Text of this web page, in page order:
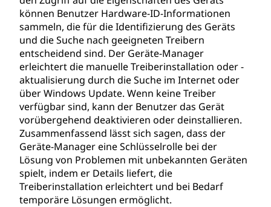
können Benutzer Hardware-ID-Informationen
sammeln, die für die Identifizierung des Geräts
und die Suche nach geeigneten Treibern
entscheidend sind. Der Geräte-Manager
erleichtert die manuelle Treiberinstallation oder -
aktualisierung durch die Suche im Internet oder
über Windows Update. Wenn keine Treiber
verfügbar sind, kann der Benutzer das Gerät
vorübergehend deaktivieren oder deinstallieren.
Zusammenfassend lässt sich sagen, dass der
Geräte-Manager eine Schlüsselrolle bei der
Lösung von Problemen mit unbekannten Geräten
spielt, indem er Details liefert, die
Treiberinstallation erleichtert und bei Bedarf
temporäre Lösungen ermöglicht.